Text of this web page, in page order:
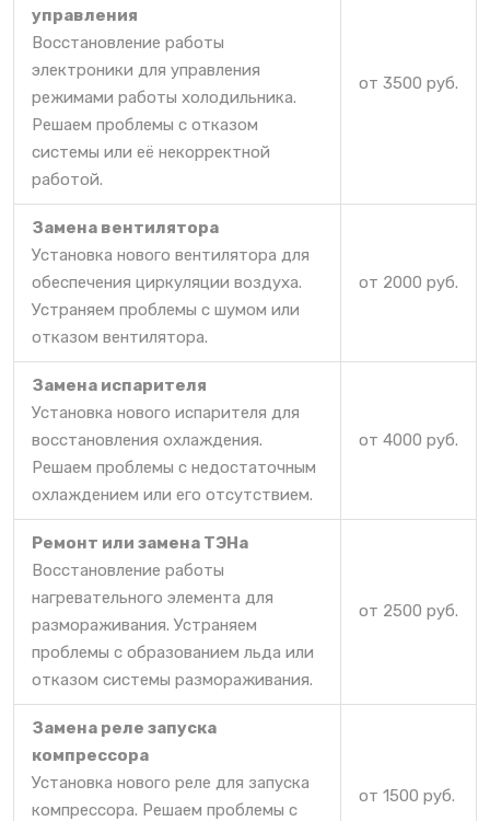
управления
Восстановление работы
электроники для управления
режимами работы холодильника.
Решаем проблемы с отказом
системы или её некорректной
работой.
от 3500 руб.
Замена вентилятора
Установка нового вентилятора для
обеспечения циркуляции воздуха.
Устраняем проблемы с шумом или
отказом вентилятора.
от 2000 руб.
Замена испарителя
Установка нового испарителя для
восстановления охлаждения.
Решаем проблемы с недостаточным
охлаждением или его отсутствием.
от 4000 руб.
Ремонт или замена ТЭНа
Восстановление работы
нагревательного элемента для
размораживания. Устраняем
проблемы с образованием льда или
отказом системы размораживания.
от 2500 руб.
Замена реле запуска
компрессора
Установка нового реле для запуска
компрессора. Решаем проблемы с
от 1500 руб.